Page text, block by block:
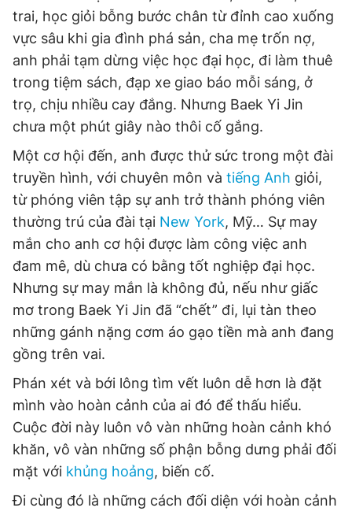
trai, học giỏi bỗng bước chân từ đỉnh cao xuống
vực sâu khi gia đình phá sản, cha mẹ trốn nợ,
anh phải tạm dừng việc học đại học, đi làm thuê
trong tiệm sách, đạp xe giao báo mỗi sáng, ở
trọ, chịu nhiều cay đắng. Nhưng Baek Yi Jin
chưa một phút giây nào thôi cố gắng.
Một cơ hội đến, anh được thử sức trong một đài
truyền hình, với chuyên môn và tiếng Anh giỏi,
từ phóng viên tập sự anh trở thành phóng viên
thường trú của đài tại New York, Mỹ… Sự may
mắn cho anh cơ hội được làm công việc anh
đam mê, dù chưa có bằng tốt nghiệp đại học.
Nhưng sự may mắn là không đủ, nếu như giấc
mơ trong Baek Yi Jin đã “chết” đi, lụi tàn theo
những gánh nặng cơm áo gạo tiền mà anh đang
gồng trên vai.
Phán xét và bới lông tìm vết luôn dễ hơn là đặt
mình vào hoàn cảnh của ai đó để thấu hiểu.
Cuộc đời này luôn vô vàn những hoàn cảnh khó
khăn, vô vàn những số phận bỗng dưng phải đối
mặt với khủng hoảng, biến cố.
Đi cùng đó là những cách đối diện với hoàn cảnh